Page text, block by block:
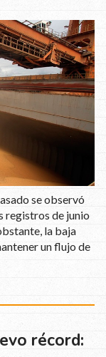
se observó
registros de junio
la baja
un flujo de
récord: